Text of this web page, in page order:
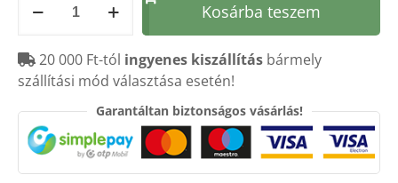
meg!
teakeverék
40g
Kosárba teszem
20 000 Ft-tól ingyenes kiszállítás bármely
szállítási mód választása esetén!
Garantáltan biztonságos vásárlás!